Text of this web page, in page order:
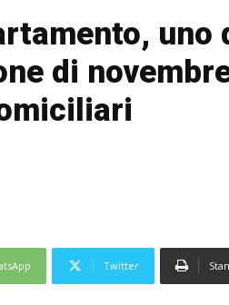
uno
di
Twitter